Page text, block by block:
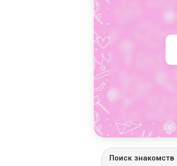
Поиск знакомств